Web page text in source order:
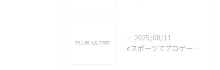
2025/08/11
eスポーツでプロゲーマーを目指す愛知県名古屋市の最新キャリアガイド